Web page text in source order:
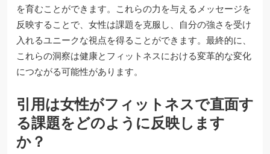
を育むことができます。これらの力を与えるメッセージを
反映することで、女性は課題を克服し、自分の強さを受け
入れるユニークな視点を得ることができます。最終的に、
これらの洞察は健康とフィットネスにおける変革的な変化
につながる可能性があります。
引用は女性がフィットネスで直面す
る課題をどのように反映します
か？